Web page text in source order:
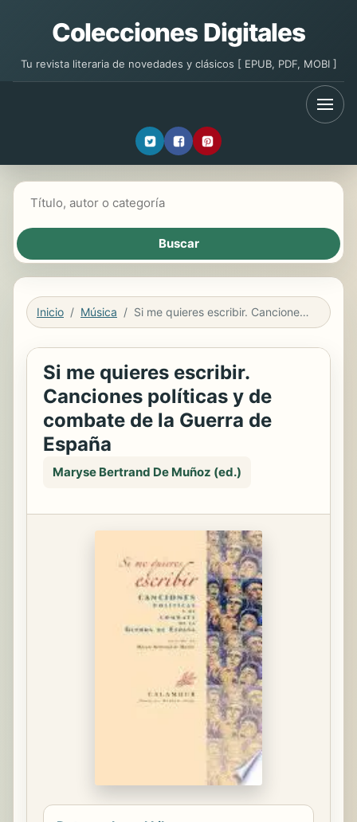
Colecciones Digitales
Tu revista literaria de novedades y clásicos [ EPUB, PDF, MOBI ]
Inicio Música Si me quieres escribir. Canciones políticas y de combate de la Guerra de España
Si me quieres escribir.
Canciones políticas y de
combate de la Guerra de
España
Maryse Bertrand De Muñoz (ed.)